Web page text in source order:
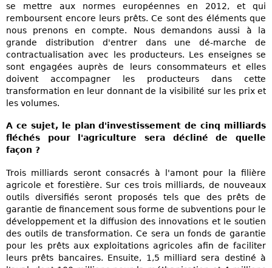
se mettre aux normes européennes en 2012, et qui
remboursent encore leurs prêts. Ce sont des éléments que
nous prenons en compte. Nous demandons aussi à la
grande distribution d'entrer dans une dé-marche de
contractualisation avec les producteurs. Les enseignes se
sont engagées auprès de leurs consommateurs et elles
doivent accompagner les producteurs dans cette
transformation en leur donnant de la visibilité sur les prix et
les volumes.
A ce sujet, le plan d'investissement de cinq milliards
fléchés pour l'agriculture sera décliné de quelle
façon ?
Trois milliards seront consacrés à l'amont pour la filière
agricole et forestière. Sur ces trois milliards, de nouveaux
outils diversifiés seront proposés tels que des prêts de
garantie de financement sous forme de subventions pour le
développement et la diffusion des innovations et le soutien
des outils de transformation. Ce sera un fonds de garantie
pour les prêts aux exploitations agricoles afin de faciliter
leurs prêts bancaires. Ensuite, 1,5 milliard sera destiné à